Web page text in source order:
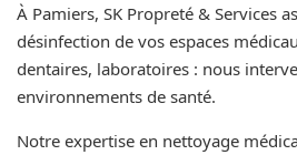
À Pamiers, SK Propreté & Services
désinfection de vos espaces
dentaires, laboratoires : nous
environnements de santé.
Notre expertise en nettoyage